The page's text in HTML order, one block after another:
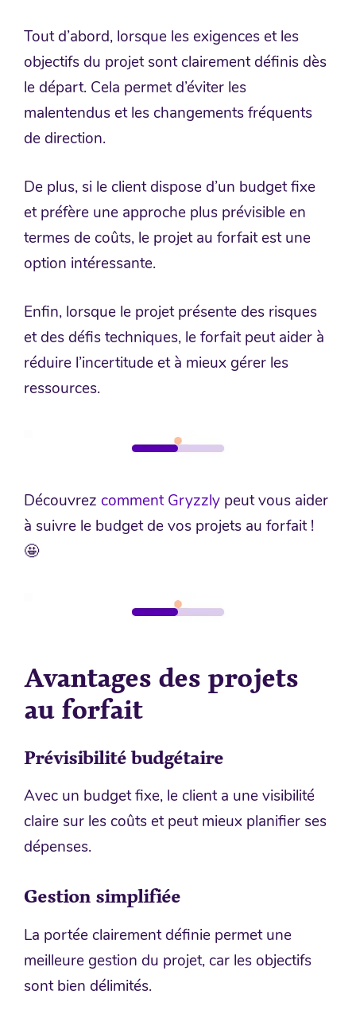
Tout d’abord, lorsque les exigences et les
objectifs du projet sont clairement définis dès
le départ. Cela permet d’éviter les
malentendus et les changements fréquents
de direction.
De plus, si le client dispose d’un budget fixe
et préfère une approche plus prévisible en
termes de coûts, le projet au forfait est une
option intéressante.
Enfin, lorsque le projet présente des risques
et des défis techniques, le forfait peut aider à
réduire l’incertitude et à mieux gérer les
ressources.
Découvrez comment Gryzzly peut vous aider
à suivre le budget de vos projets au forfait !
🤩
Avantages des projets
au forfait
Prévisibilité budgétaire
Avec un budget fixe, le client a une visibilité
claire sur les coûts et peut mieux planifier ses
dépenses.
Gestion simplifiée
La portée clairement définie permet une
meilleure gestion du projet, car les objectifs
sont bien délimités.